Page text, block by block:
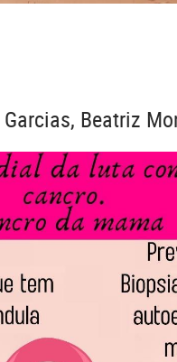
Beatriz